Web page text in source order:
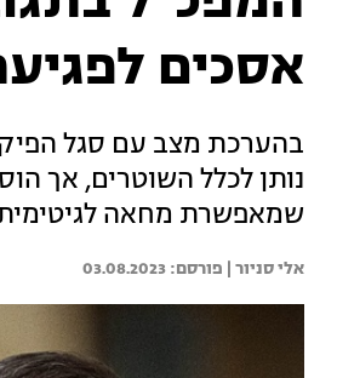
אסכים
בהערכת מצב עם סגל
נותן לכלל השוטרים, אך
שמאפשרת מחאה
אלי סניור | 03.08.2023